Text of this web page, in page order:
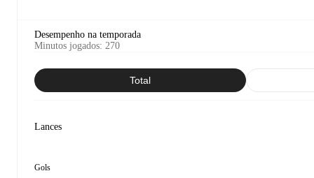
Desempenho na temporada
Minutos jogados: 270
Total
Lances
Gols